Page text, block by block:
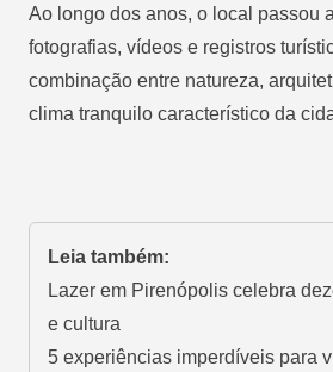
Ao longo dos anos, o local passou
fotografias, vídeos e registros
combinação entre natureza,
clima tranquilo característico da
Leia também:
Lazer em Pirenópolis celebra
e cultura
5 experiências imperdíveis para